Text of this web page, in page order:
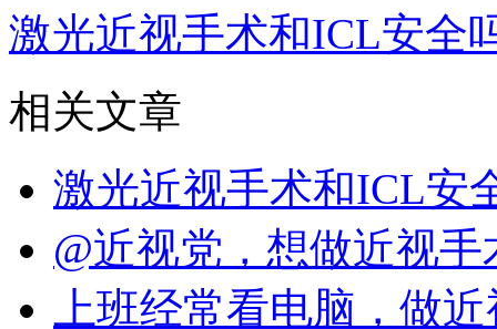
激光近视手术和ICL安全
相关文章
激光近视手术和ICL安
@近视党，想做近视
上班经常看电脑，做